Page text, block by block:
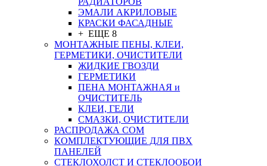
ЭМАЛИ АКРИЛОВЫЕ
КРАСКИ ФАСАДНЫЕ
+ ЕЩЕ 8
МОНТАЖНЫЕ ПЕНЫ, КЛЕИ,
ГЕРМЕТИКИ, ОЧИСТИТЕЛИ
ЖИДКИЕ ГВОЗДИ
ГЕРМЕТИКИ
ПЕНА МОНТАЖНАЯ и
ОЧИСТИТЕЛЬ
КЛЕИ, ГЕЛИ
СМАЗКИ, ОЧИСТИТЕЛИ
РАСПРОДАЖА СОМ
КОМПЛЕКТУЮЩИЕ ДЛЯ ПВХ
ПАНЕЛЕЙ
СТЕКЛОХОЛСТ И СТЕКЛООБОИ